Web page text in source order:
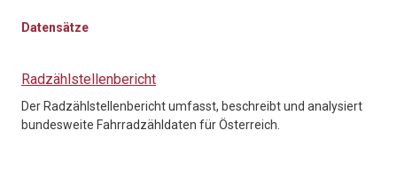
Datensätze
Radzählstellenbericht
Der Radzählstellenbericht umfasst, beschreibt und analysiert
bundesweite Fahrradzähldaten für Österreich.